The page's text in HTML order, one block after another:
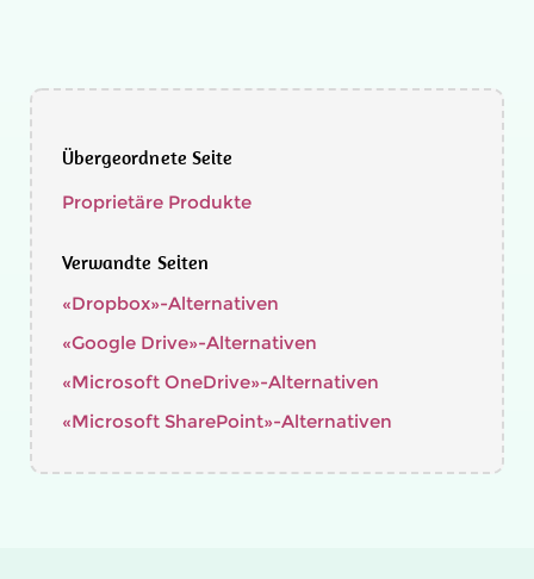
Übergeordnete Seite
Proprietäre Produkte
Verwandte Seiten
«Dropbox»-Alternativen
«Google Drive»-Alternativen
«Microsoft OneDrive»-Alternativen
«Microsoft SharePoint»-Alternativen